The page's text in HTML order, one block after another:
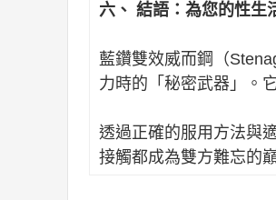
六、 結語：為您的性生
藍鑽雙效威而鋼（
力時的「秘密武器」。
透過正確的服用方法與
接觸都成為雙方難忘的